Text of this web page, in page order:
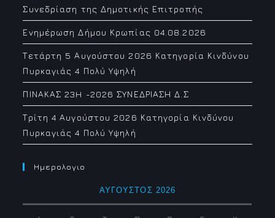
Συνεδρίαση της Δημοτικής Επιτροπής
Ενημέρωση Δήμου Κρωπίας 04.08.2026
Τετάρτη 5 Αυγούστου 2026 Κατηγορία Κινδύνου
Πυρκαγιάς 4 Πολύ Υψηλή
ΠΙΝΑΚΑΣ 23H -2026 ΣΥΝΕΔΡΙΑΣΗ Δ.Σ
Τρίτη 4 Αυγούστου 2026 Κατηγορία Κινδύνου
Πυρκαγιάς 4 Πολύ Υψηλή
Ημερολογιο
ΑΎΓΟΥΣΤΟΣ 2026